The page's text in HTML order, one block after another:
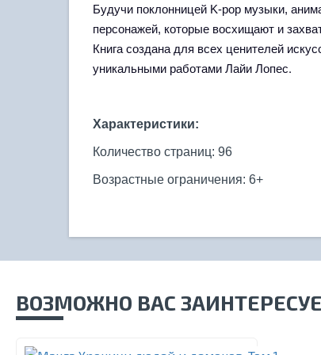
Будучи поклонницей K-pop музыки,
персонажей, которые восхищают и
Книга создана для всех ценителей
уникальными работами Лайи Лопес.
Характеристики:
Количество страниц: 96
Возрастные ограничения: 6+
ВОЗМОЖНО ВАС